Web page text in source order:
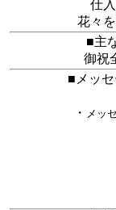
仕
花々
■主
御祝
■メッ
・ メッ